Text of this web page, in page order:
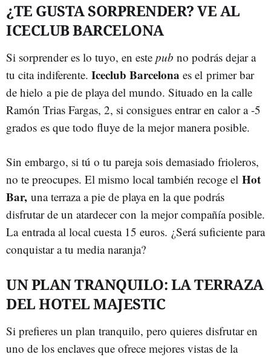
¿TE GUSTA SORPRENDER? VE AL
ICECLUB BARCELONA
Si sorprender es lo tuyo, en este pub no podrás dejar a
tu cita indiferente. Iceclub Barcelona es el primer bar
de hielo a pie de playa del mundo. Situado en la calle
Ramón Trias Fargas, 2, si consigues entrar en calor a -5
grados es que todo fluye de la mejor manera posible.
Sin embargo, si tú o tu pareja sois demasiado frioleros,
no te preocupes. El mismo local también recoge el Hot
Bar, una terraza a pie de playa en la que podrás
disfrutar de un atardecer con la mejor compañía posible.
La entrada al local cuesta 15 euros. ¿Será suficiente para
conquistar a tu media naranja?
UN PLAN TRANQUILO: LA TERRAZA
DEL HOTEL MAJESTIC
Si prefieres un plan tranquilo, pero quieres disfrutar en
uno de los enclaves que ofrece mejores vistas de la